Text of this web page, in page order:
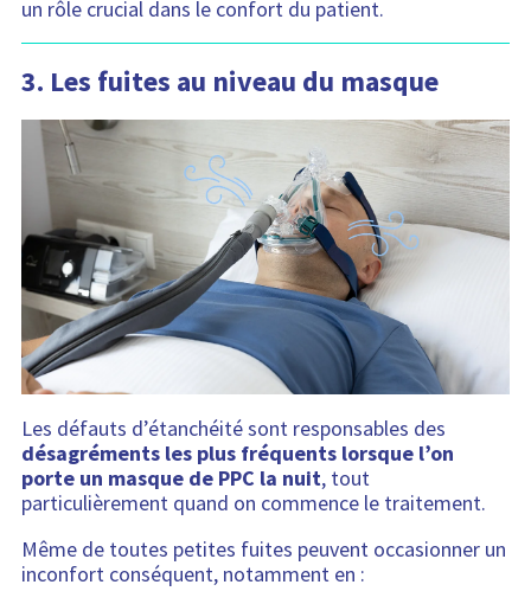
un rôle crucial dans le confort du patient.
3. Les fuites au niveau du masque
Les défauts d’étanchéité sont responsables des
désagréments les plus fréquents lorsque l’on
porte un masque de PPC la nuit, tout
particulièrement quand on commence le traitement.
Même de toutes petites fuites peuvent occasionner un
inconfort conséquent, notamment en :